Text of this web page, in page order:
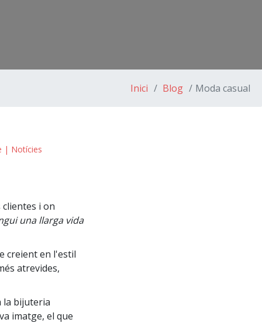
Inici Blog Moda casual
| Notícies
i on
una llarga vida
creient en l'estil
atrevides,
la bijuteria
imatge, el que